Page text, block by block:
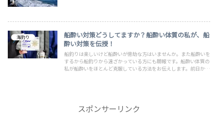
海釣り
船酔い対策どうしてますか？船酔い体質の私が、船
酔い対策を伝授！
船釣りは楽しいけど船酔いが億劫な方はいませんか。また船酔いを
するから船釣りから遠ざかっている方にも朗報です。船酔い体質の
私が船酔いをほとんど克服している方法をお伝えします。前日から
スポンサーリンク